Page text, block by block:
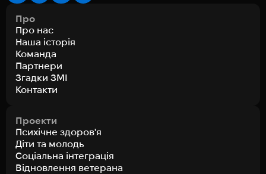
Про
Про нас
Наша історія
Команда
Партнери
Згадки ЗМІ
Контакти
Проекти
Психічне здоров'я
Діти та молодь
Соціальна інтеграція
Відновлення ветерана